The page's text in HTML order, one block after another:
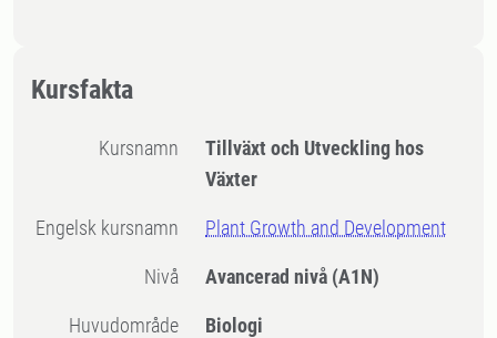
Kursfakta
Kursnamn
Tillväxt och Utveckling hos
Växter
Engelsk kursnamn Plant Growth and Development
Nivå Avancerad nivå (A1N)
Huvudområde Biologi